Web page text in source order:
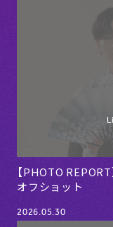
【PHOTO
オフショット
2026.05.30